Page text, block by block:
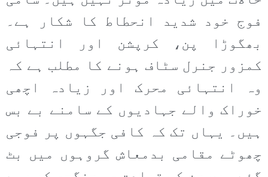
فوج خود شدید انحطاط کا شکار ہے۔
بھگوڑا پن، کرپشن اور انتہائی
کمزور جنرل سٹاف ہونے کا مطلب ہے کہ
وہ انتہائی محرک اور زیادہ اچھی
خوراک والے جہادیوں کے سامنے بے بس
ہیں۔ یہاں تک کہ کافی جگہوں پر فوجی
چھوٹے مقامی بدمعاش گروہوں میں بٹ